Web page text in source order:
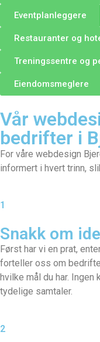
Eventplanleggere
Restauranter og
Treningssentre og
Eiendomsmeglere
Vår
bedrifter i
For våre webdesign
informert i hvert trinn,
1
Snakk om
Først har vi en prat,
forteller oss om
hvilke mål du har.
tydelige samtaler.
2